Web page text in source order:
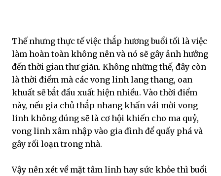
Thế nhưng thực tế việc thắp hương buổi tối là việc
làm hoàn toàn không nên và nó sẽ gây ảnh hưởng
đến thời gian thư giãn. Không những thế, đây còn
là thời điểm mà các vong linh lang thang, oan
khuất sẽ bắt đầu xuất hiện nhiều. Vào thời điểm
này, nếu gia chủ thắp nhang khấn vái mời vong
linh không đúng sẽ là cơ hội khiến cho ma quỷ,
vong linh xâm nhập vào gia đình để quấy phá và
gây rối loạn trong nhà.
Vậy nên xét về mặt tâm linh hay sức khỏe thì buổi